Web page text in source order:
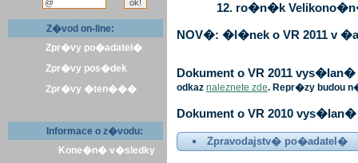
Z�vod on-line:
Zpr�vy po�adatel�
Zpr�vy pos�dek
Zpr�vy �ten���
Informace o z�vodu:
Kone�n� v�sledky
12. ro�n�k
NOV�: �l�nek o VR 2011 v
Dokument o VR 2011
odkaz naleznete zde. Repr�zy budou
Dokument o VR 2010
Zpravodajstv� po�adatel�